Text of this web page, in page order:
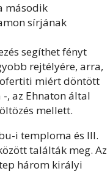
második
sírjának
segíthet fényt
rejtélyére, arra,
miért döntött
, az Ehnaton által
mellett.
i temploma és III.
találták meg. Az
három királyi